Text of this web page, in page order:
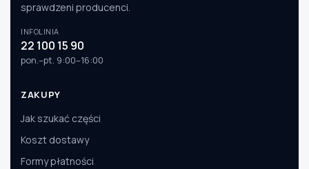
sprawdzeni producenci.
INFOLINIA
22 100 15 90
pon.–pt. 9:00–16:00
ZAKUPY
Jak szukać części
Koszt dostawy
Formy płatności